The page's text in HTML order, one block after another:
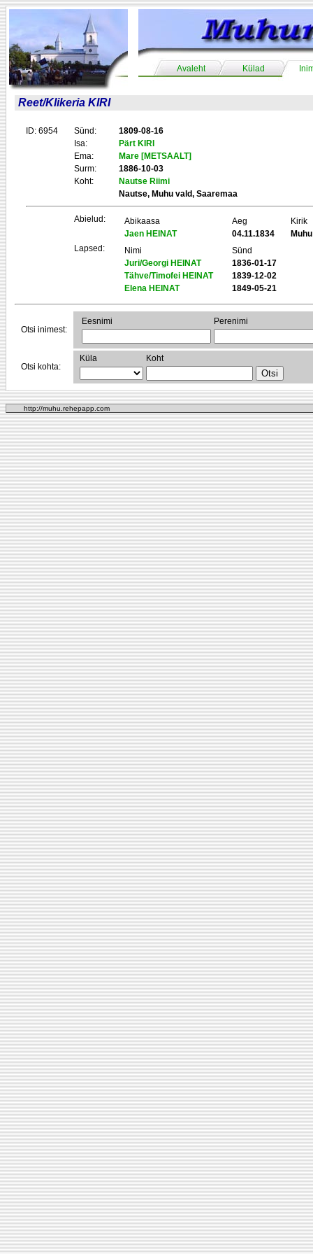
Avaleht Külad
Reet/Klikeria KIRI
ID: 6954 Sünd:
1809-08-16
Isa:
Pärt KIRI
Ema:
Mare [METSAALT]
Surm:
1886-10-03
Koht:
Nautse Riimi
Nautse, Muhu vald, Saaremaa
Abielud: Abikaasa Aeg
Kirik
Jaen HEINAT
04.11.1834
Muhu
Lapsed:
Nimi
Sünd
Juri/Georgi HEINAT
1836-01-17
Tähve/Timofei HEINAT
1839-12-02
Elena HEINAT
1849-05-21
Otsi inimest:
Eesnimi Perenimi
Otsi kohta:
Küla Koht
http://muhu.rehepapp.com